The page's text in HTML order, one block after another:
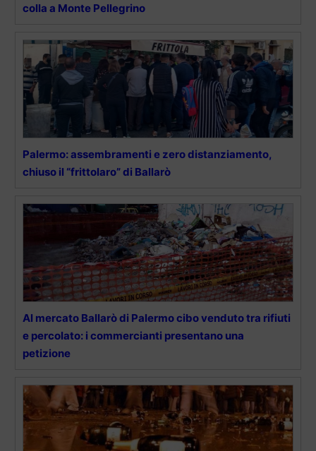
colla a Monte Pellegrino
Palermo: assembramenti e zero distanziamento,
chiuso il “frittolaro” di Ballarò
Al mercato Ballarò di Palermo cibo venduto tra rifiuti
e percolato: i commercianti presentano una
petizione